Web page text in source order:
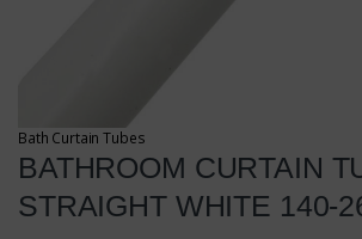
Bath Curtain Tubes
BATHROOM CURTAIN
STRAIGHT WHITE 140-